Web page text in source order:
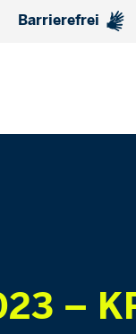
Barrierefrei
–